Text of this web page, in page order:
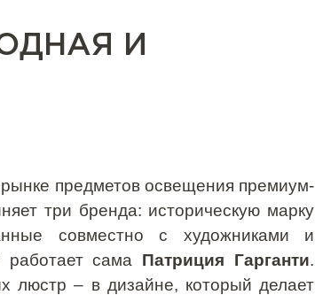
И
рынке предметов освещения премиум-
три бренда: историческую марку
совместно с художниками и
сама Патриция Гарганти.
люстр – в дизайне, который делает